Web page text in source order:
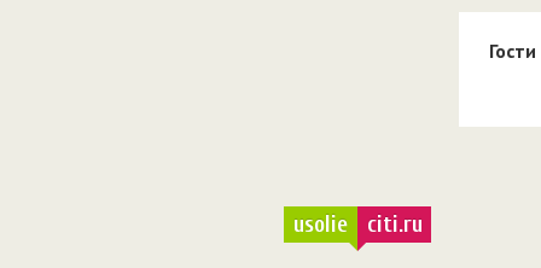
Гости
usolie citi.ru